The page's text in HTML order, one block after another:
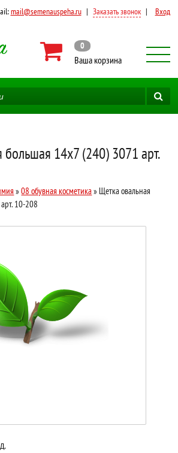
mail@semenauspeha.ru | Заказать звонок | Вход
0
Ваша корзина
14х7 (240) 3071 арт.
»08 обувная косметика» Щетка овальная
10-208